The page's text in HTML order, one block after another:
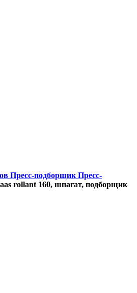
Пресс-подборщик Пресс-
rollant 160, шпагат, подборщик